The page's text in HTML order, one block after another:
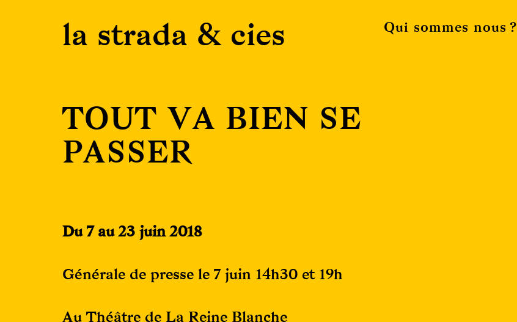
la strada & cies Qui sommes nous ?
TOUT VA BIEN SE
PASSER
Du 7 au 23 juin 2018
Générale de presse le 7 juin 14h30 et 19h
Au Théâtre de La Reine Blanche